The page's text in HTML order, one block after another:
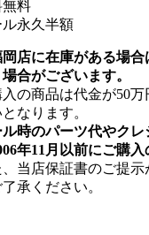
料
永久半額
店に在庫がある場
合がございます。
の商品は代金が50
なります。
時のパーツ代やク
年11月以前にご購
、当店保証書のご提
承ください。